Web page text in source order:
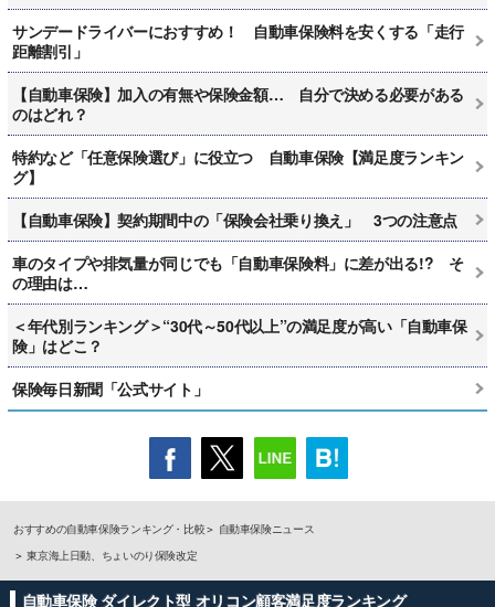
サンデードライバーにおすすめ！ 自動車保険料を安くする「走行
距離割引」
【自動車保険】加入の有無や保険金額… 自分で決める必要がある
のはどれ？
特約など「任意保険選び」に役立つ 自動車保険【満足度ランキン
グ】
【自動車保険】契約期間中の「保険会社乗り換え」 3つの注意点
車のタイプや排気量が同じでも「自動車保険料」に差が出る!? そ
の理由は…
＜年代別ランキング＞“30代～50代以上”の満足度が高い「自動車保
険」はどこ？
保険毎日新聞「公式サイト」
おすすめの自動車保険ランキング・比較
自動車保険ニュース
東京海上日動、ちょいのり保険改定
自動車保険 ダイレクト型 オリコン顧客満足度ランキング